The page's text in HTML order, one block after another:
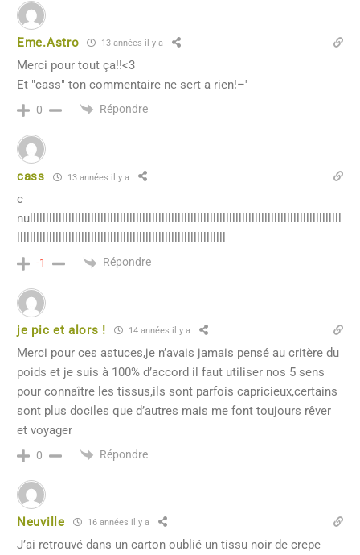
Eme.Astro 13 années il y a
Merci pour tout ça!!<3
Et "cass" ton commentaire ne sert a rien!–'
0 Répondre
cass 13 années il y a
c
nulllllllllllllllllllllllllllllllllllllllllllllllllllllllllllllllllllllllllllllllllllllllllllllllll
-1 Répondre
je pic et alors ! 14 années il y a
Merci pour ces astuces,je n’avais jamais pensé au critère du
poids et je suis à 100% d’accord il faut utiliser nos 5 sens
pour connaître les tissus,ils sont parfois capricieux,certains
sont plus dociles que d’autres mais me font toujours rêver
et voyager
0 Répondre
Neuville 16 années il y a
J’ai retrouvé dans un carton oublié un tissu noir de crepe